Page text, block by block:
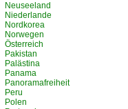
Neuseeland
Niederlande
Nordkorea
Norwegen
Österreich
Pakistan
Palästina
Panama
Panoramafreiheit
Peru
Polen